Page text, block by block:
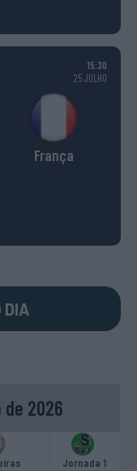
15:30
25 JULHO
França
DIA
2026
Jornada 1